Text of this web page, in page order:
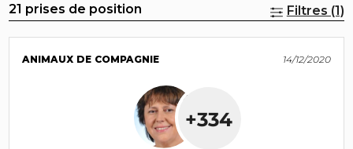
21 prises de position Filtres (1)
ANIMAUX DE COMPAGNIE 14/12/2020
+334